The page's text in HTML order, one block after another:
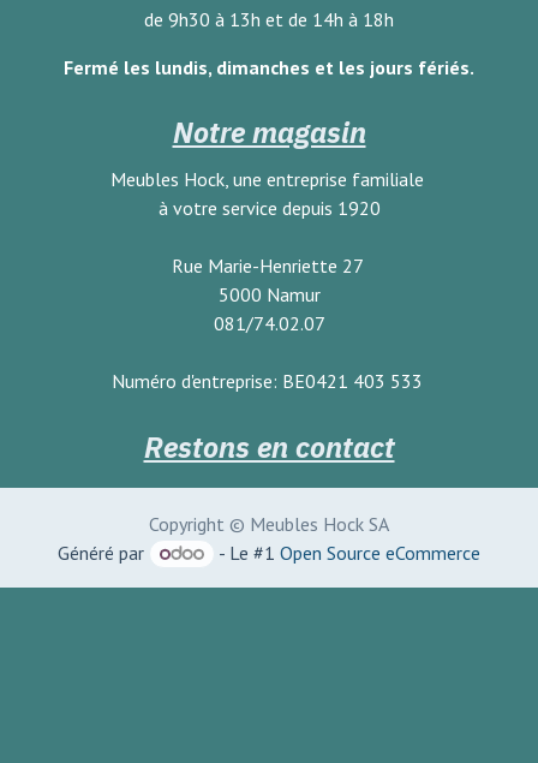
de 9h30 à 13h et de 14h à 18h
Fermé les lundis, dimanches et les jours fériés.
Notre magasin
Meubles Hock, une entreprise familiale
à votre service depuis 1920
Rue Marie-Henriette 27
5000 Namur
081/74.02.07
Numéro d'entreprise: BE0421 403 533
Restons en contact
Copyright © Meubles Hock SA
Généré par
- Le #1 Open Source eCommerce